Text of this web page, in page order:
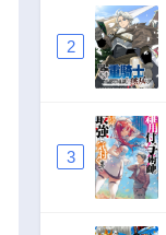
2
3